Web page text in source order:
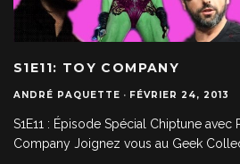
S1E11: TOY COMPANY
ANDRÉ PAQUETTE · FÉVRIER 24, 2013
S1E11 : Épisode Spécial Chiptune
Company Joignez vous au Geek